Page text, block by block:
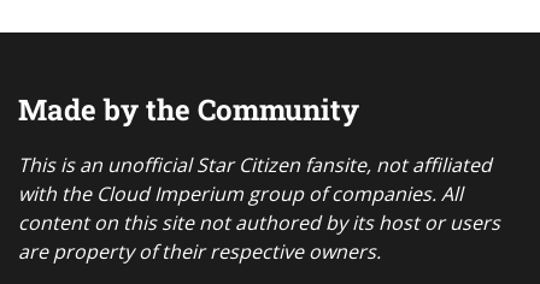
Made by the Community
This is an unofficial Star Citizen fansite, not affiliated
with the Cloud Imperium group of companies. All
content on this site not authored by its host or users
are property of their respective owners.